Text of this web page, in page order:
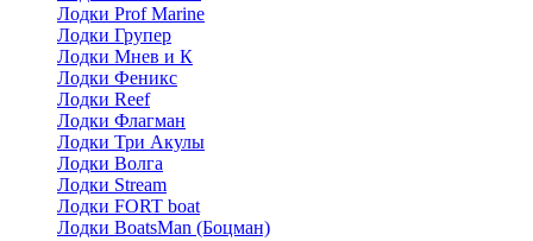
Лодки Prof Marine
Лодки Групер
Лодки Мнев и К
Лодки Феникс
Лодки Reef
Лодки Флагман
Лодки Три Акулы
Лодки Волга
Лодки Stream
Лодки FORT boat
Лодки BoatsMan (Боцман)